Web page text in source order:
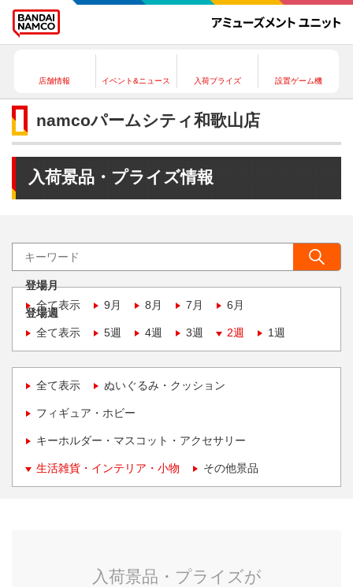
店舗情報 イベント&ニュース 入荷プライズ 設置ゲーム機
namcoパームシティ和歌山店
入荷景品・プライズ情報
登場月
全て表示
9月 8月 7月 6月
登場週
全て表示
5週 4週 3週 2週 1週
全て表示 ぬいぐるみ・クッション
フィギュア・ホビー
キーホルダー・マスコット・アクセサリー
生活雑貨・インテリア・小物 その他景品